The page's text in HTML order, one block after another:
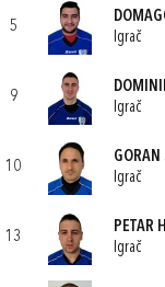
5
Igrač
9
Igrač
10
GORAN
Igrač
13
PETAR
Igrač